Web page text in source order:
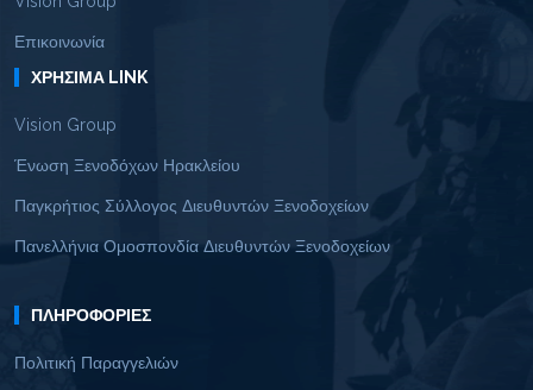
Επικοινωνία
ΧΡΉΣΙΜΑ LINK
Vision Group
Ένωση Ξενοδόχων Ηρακλείου
Παγκρήτιος Σύλλογος Διευθυντών Ξενοδοχείων
Πανελλήνια Ομοσπονδία Διευθυντών Ξενοδοχείων
ΠΛΗΡΟΦΟΡΊΕΣ
Πολιτική Παραγγελιών